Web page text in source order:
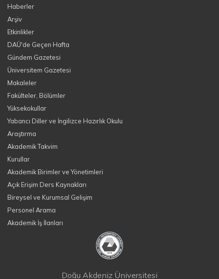
Haberler
Arşiv
Etkinlikler
DAÜ'de Geçen Hafta
Gündem Gazetesi
Üniversitem Gazetesi
Makaleler
Fakülteler, Bölümler
Yüksekokullar
Yabancı Diller ve İngilizce Hazırlık Okulu
Araştırma
Akademik Takvim
Kurullar
Akademik Birimler ve Yönetimleri
Açık Erişim Ders Kaynakları
Bireysel ve Kurumsal Gelişim
Personel Arama
Akademik İş İlanları
Doğu Akdeniz Üniversitesi